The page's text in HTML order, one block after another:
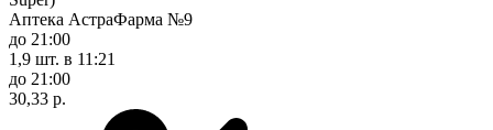
Аптека АстраФарма №9
до 21:00
1,9 шт. в 11:21
до 21:00
30,33 р.